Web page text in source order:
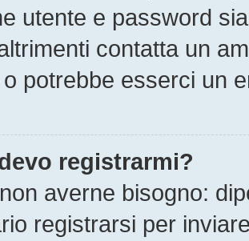
utente e password
contatta un
potrebbe esserci un
registrarmi?
averne bisogno:
registrarsi per